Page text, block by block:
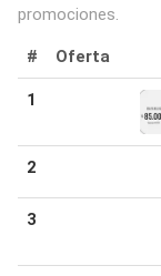
promociones.
# Oferta
1
2
3